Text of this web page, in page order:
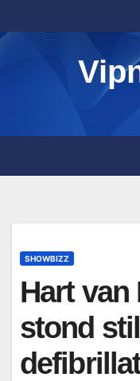
to
content
SHOWBIZZ
Hart van
stond